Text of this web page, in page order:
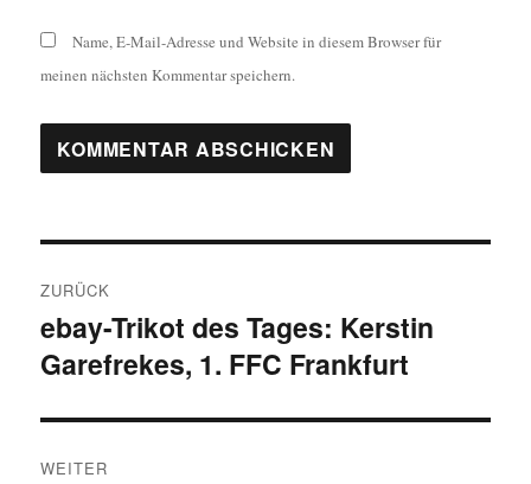
Name, E-Mail-Adresse und Website in diesem Browser für
meinen nächsten Kommentar speichern.
ZURÜCK
Vorheriger
Beitrag:
ebay-Trikot des Tages: Kerstin
Garefrekes, 1. FFC Frankfurt
WEITER